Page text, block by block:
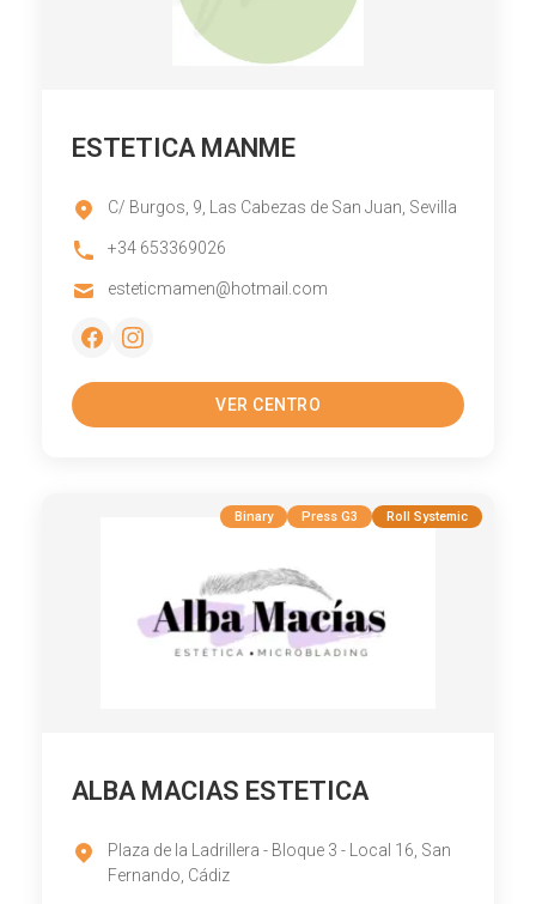
ESTETICA MANME
C/ Burgos, 9, Las Cabezas de San Juan, Sevilla
+34 653369026
esteticmamen@hotmail.com
VER CENTRO
Binary Press G3 Roll Systemic
ALBA MACIAS ESTETICA
Plaza de la Ladrillera - Bloque 3 - Local 16, San
Fernando, Cádiz